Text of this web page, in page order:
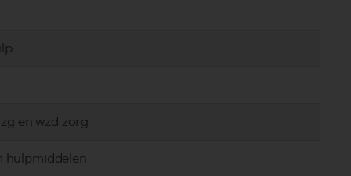
en wzd zorg
hulpmiddelen